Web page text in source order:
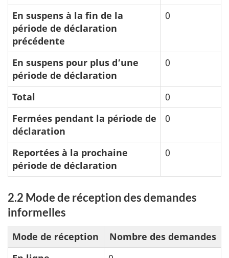
En suspens à la fin de la
période de déclaration
précédente
0
En suspens pour plus d’une
période de déclaration
0
Total
0
Fermées pendant la période de
déclaration
0
Reportées à la prochaine
période de déclaration
0
2.2 Mode de réception des demandes
informelles
Mode de réception
Nombre des demandes